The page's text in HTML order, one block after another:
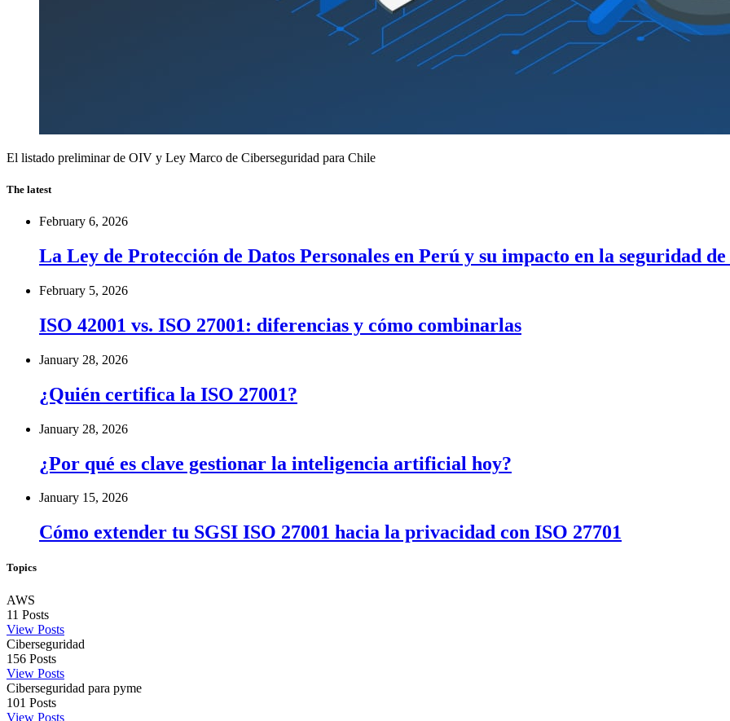
El listado preliminar de OIV y Ley Marco de Ciberseguridad para Chile
The latest
February 6, 2026
La Ley de Protección de Datos Personales en Perú y su impacto en la seguridad
February 5, 2026
ISO 42001 vs. ISO 27001: diferencias y cómo combinarlas
January 28, 2026
¿Quién certifica la ISO 27001?
January 28, 2026
¿Por qué es clave gestionar la inteligencia artificial hoy?
January 15, 2026
Cómo extender tu SGSI ISO 27001 hacia la privacidad con ISO 27701
Topics
AWS
11 Posts
View Posts
Ciberseguridad
156 Posts
View Posts
Ciberseguridad para pyme
101 Posts
View Posts